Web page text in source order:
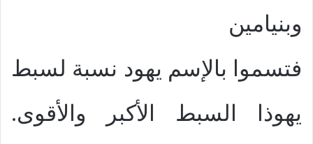
وبنيامين
فتسموا بالإسم يهود نسبة لسبط
يهوذا السبط الأكبر والأقوى.